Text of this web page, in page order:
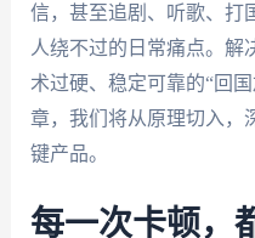
信，甚至追剧、听歌、打
人绕不过的日常痛点。解
术过硬、稳定可靠的“回
章，我们将从原理切入，
键产品。
每一次卡顿，